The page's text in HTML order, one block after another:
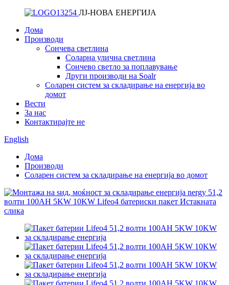
ЛЈ-НОВА ЕНЕРГИЈА
Дома
Производи
Сончева светлина
Соларна улична светлина
Сончево светло за поплавување
Други производи на Soalr
Соларен систем за складирање на енергија во
домот
Вести
За нас
Контактирајте не
English
Дома
Производи
Соларен систем за складирање на енергија во домот